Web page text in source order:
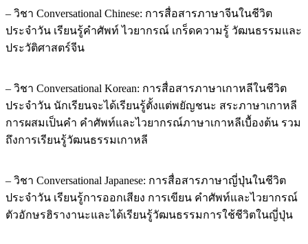
– วิชา Conversational Chinese: การสื่อสารภาษาจีนในชีวิต
ประจำวัน เรียนรู้คำศัพท์ ไวยากรณ์ เกร็ดความรู้ วัฒนธรรมและ
ประวัติศาสตร์จีน
– วิชา Conversational Korean: การสื่อสารภาษาเกาหลีในชีวิต
ประจำวัน นักเรียนจะได้เรียนรู้ตั้งแต่พยัญชนะ สระภาษาเกาหลี
การผสมเป็นคำ คำศัพท์และไวยากรณ์ภาษาเกาหลีเบื้องต้น รวม
ถึงการเรียนรู้วัฒนธรรมเกาหลี
– วิชา Conversational Japanese: การสื่อสารภาษาญี่ปุ่นในชีวิต
ประจำวัน เรียนรู้การออกเสียง การเขียน คำศัพท์และไวยากรณ์
ตัวอักษรฮิรางานะและได้เรียนรู้วัฒนธรรมการใช้ชีวิตในญี่ปุ่น